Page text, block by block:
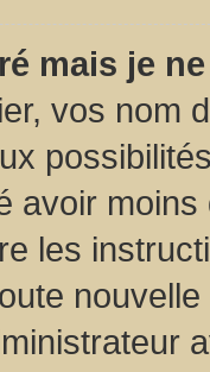
mais je
vos nom
avoir
les